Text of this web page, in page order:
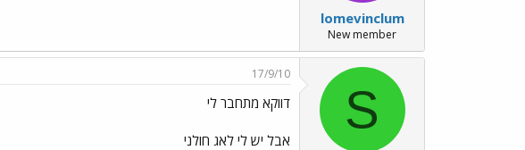
lomevinclum
New member
S
17/9/10
דווקא מתחבר לי
אבל יש לי לאג חולני